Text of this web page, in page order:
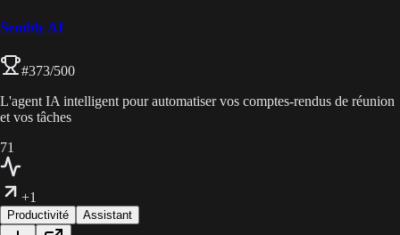
Sembly AI
#373/500
L'agent IA intelligent pour automatiser vos comptes-rendus de réunion
et vos tâches
71
+1
Productivité Assistant